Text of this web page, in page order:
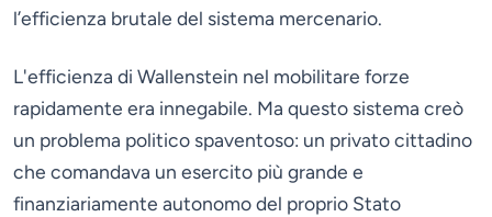
l’efficienza brutale del sistema mercenario.
L'efficienza di Wallenstein nel mobilitare forze
rapidamente era innegabile. Ma questo sistema creò
un problema politico spaventoso: un privato cittadino
che comandava un esercito più grande e
finanziariamente autonomo del proprio Stato